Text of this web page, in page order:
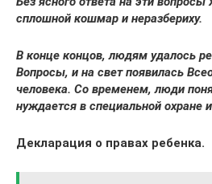
сплошной кошмар и неразбериху.
В конце концов, людям удалось
Вопросы, и на свет появилась
человека. Со временем, люди
нуждается в специальной охране
Декларация о правах ребенка.